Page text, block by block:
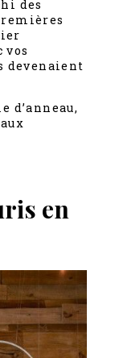
des
vos
devenaient
d’anneau,
en